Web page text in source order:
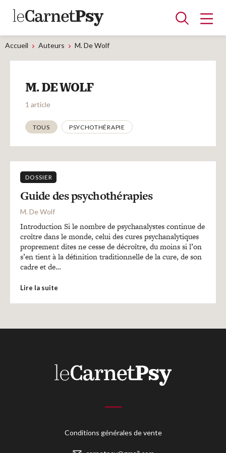
Articles
A la une
Adolescence
Dispositif
Enfance
Périnatalité
Psychanalyse
Psychopathologie
Soin
Dossiers
Blocs-notes
Recherches
Entretiens
Mon panier
Accueil Auteurs M. De Wolf
M. DE WOLF
1 article
Thématiques
TOUS PSYCHOTHÉRAPIE
DOSSIER
Guide des psychothérapies
M. De Wolf
Introduction Si le nombre de psychanalystes continue de
croître dans le monde, celui des cures psychanalytiques
proprement dites ne cesse de décroître, du moins si l’on
s’en tient à la définition traditionnelle de la cure, de son
cadre et de…
Lire la suite
Conditions générales de vente